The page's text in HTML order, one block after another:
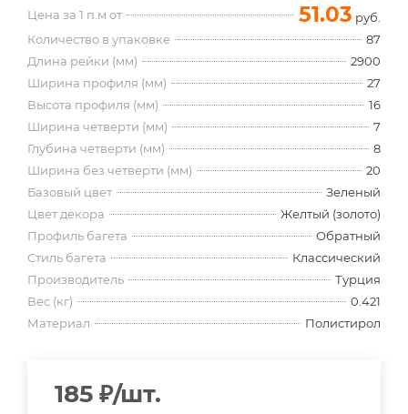
Цена за 1 п.м от 51.03 руб.
Количество в упаковке
87
Длина рейки (мм)
2900
Ширина профиля (мм)
27
Высота профиля (мм)
16
Ширина четверти (мм)
7
Глубина четверти (мм)
8
Ширина без четверти (мм)
20
Базовый цвет
Зеленый
Цвет декора
Желтый (золото)
Профиль багета
Обратный
Стиль багета
Классический
Производитель
Турция
Вес (кг)
0.421
Материал
Полистирол
185 ₽/шт.